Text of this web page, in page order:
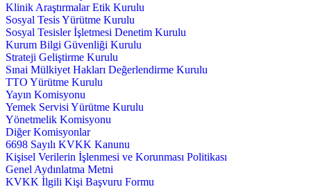
Klinik Araştırmalar Etik Kurulu
Sosyal Tesis Yürütme Kurulu
Sosyal Tesisler İşletmesi Denetim Kurulu
Kurum Bilgi Güvenliği Kurulu
Strateji Geliştirme Kurulu
Sınai Mülkiyet Hakları Değerlendirme Kurulu
TTO Yürütme Kurulu
Yayın Komisyonu
Yemek Servisi Yürütme Kurulu
Yönetmelik Komisyonu
Diğer Komisyonlar
6698 Sayılı KVKK Kanunu
Kişisel Verilerin İşlenmesi ve Korunması Politikası
Genel Aydınlatma Metni
KVKK İlgili Kişi Başvuru Formu